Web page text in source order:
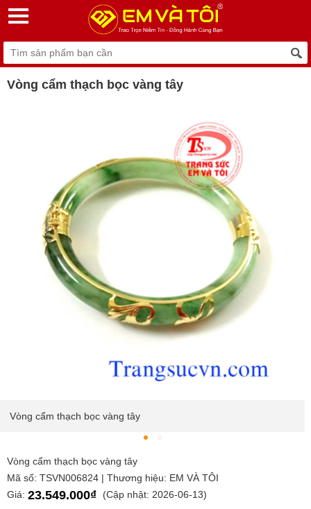
Vòng cẩm thạch bọc vàng tây
Vòng cẩm thạch bọc vàng tây
Vòng cẩm thạch bọc vàng tây
Mã số: TSVN006824 | Thương hiệu: EM VÀ TÔI
Giá: 23.549.000₫
(Cập nhật: 2026-06-13)